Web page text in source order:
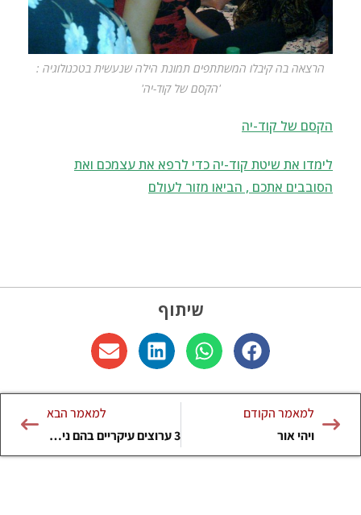
הרצאה בה קיבלו המשתתפים תמונת הילה שנעשית בטכנולוגיה :
'הקסם של קוד-יה'
הקסם של קוד-יה
לימדו את שיטת קוד-יה כדי לרפא את עצמכם ואת
הסובבים אתכם , הביאו מזור לעולם
שיתוף
למאמר הקודם
ויהי אור
למאמר הבא
3 ערוצים עיקריים בהם ניתן להעזר בשיטת קוד-יה